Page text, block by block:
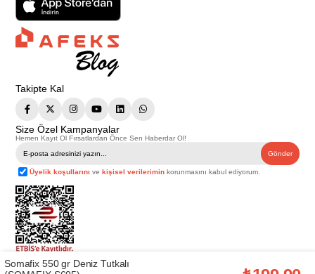
Takipte Kal
Size Özel Kampanyalar
Hemen Kayıt Ol Fırsatlardan Önce Sen Haberdar Ol!
Gönder
Üyelik koşullarını vekişisel verilerimin korunmasını kabul ediyorum.
Telif Hakkı © 2026Afeks Yapı Market
. Tüm hakları saklıdır.
Somafix 550 gr Deniz Tutkalı